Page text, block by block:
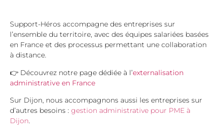
VOIR LA VIDÉO
Support-Héros accompagne des entreprises sur
l’ensemble du territoire, avec des équipes salariées basées
en France et des processus permettant une collaboration
à distance.
👉 Découvrez notre page dédiée à l’externalisation
administrative en France
Sur Dijon, nous accompagnons aussi les entreprises sur
d’autres besoins : gestion administrative pour PME à
Dijon.